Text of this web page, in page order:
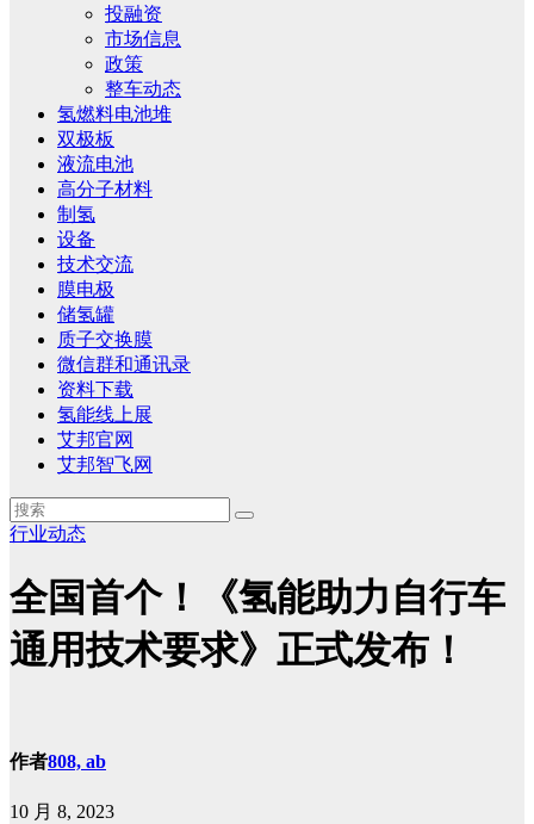
投融资
市场信息
政策
整车动态
氢燃料电池堆
双极板
液流电池
高分子材料
制氢
设备
技术交流
膜电极
储氢罐
质子交换膜
微信群和通讯录
资料下载
氢能线上展
艾邦官网
艾邦智飞网
行业动态
全国首个！《氢能助力自行车
通用技术要求》正式发布！
作者808, ab
10 月 8, 2023